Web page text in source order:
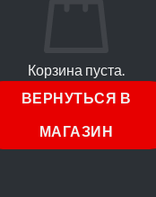
Корзина пуста.
ВЕРНУТЬСЯ В
МАГАЗИН